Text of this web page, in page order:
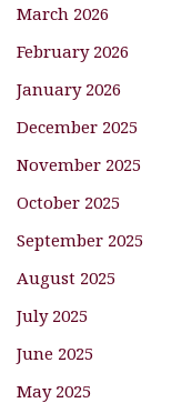
March 2026
February 2026
January 2026
December 2025
November 2025
October 2025
September 2025
August 2025
July 2025
June 2025
May 2025